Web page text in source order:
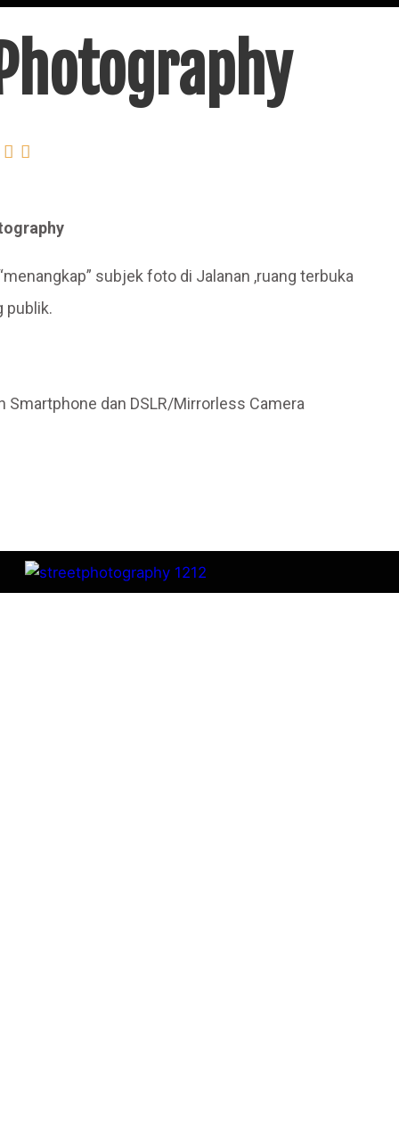
 
subjek foto di Jalanan ,ruang terbuka
publik.
Smartphone dan DSLR/Mirrorless Camera